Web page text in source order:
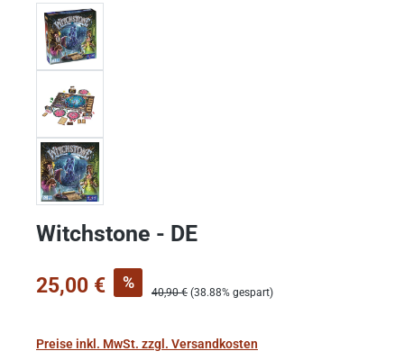
Witchstone - DE
Verkaufspreis:
25,00 € %
Regulärer Preis:
40,90 € (38.88% gespart)
Preise inkl. MwSt. zzgl. Versandkosten